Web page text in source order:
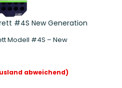
#4S New Generation
Modell #4S – New
abweichend)